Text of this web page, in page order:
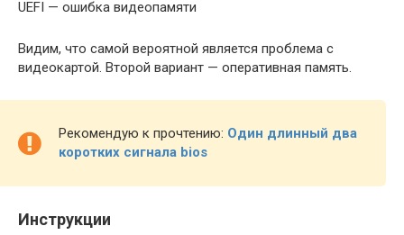
UEFI — ошибка видеопамяти
Видим, что самой вероятной является проблема с
видеокартой. Второй вариант — оперативная память.
Рекомендую к прочтению: Один длинный два
коротких сигнала bios
Инструкции